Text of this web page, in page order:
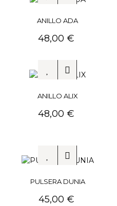
ANILLO ADA
Precio
48,00 €
ANILLO ALIX
Precio
48,00 €
PULSERA DUNIA
Precio
45,00 €